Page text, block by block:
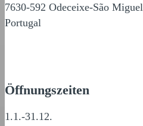
7630-592 Odeceixe-São Miguel
Portugal
Öffnungszeiten
1.1.-31.12.